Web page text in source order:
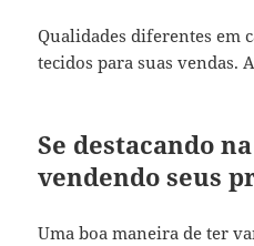
Qualidades diferentes em
tecidos para suas vendas.
Se destacando
vendendo seus
Uma boa maneira de ter